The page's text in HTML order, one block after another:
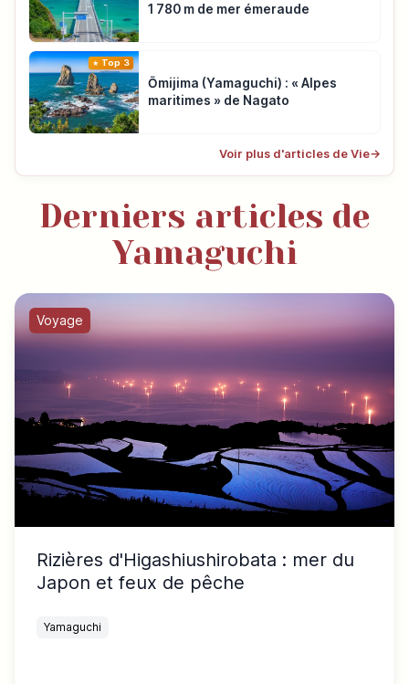
1 780 m de mer émeraude
Top 3
Ōmijima (Yamaguchi) : « Alpes
maritimes » de Nagato
Voir plus d'articles de Vie→
Derniers articles de
Yamaguchi
Voyage
Rizières d'Higashiushirobata : mer du
Japon et feux de pêche
Yamaguchi